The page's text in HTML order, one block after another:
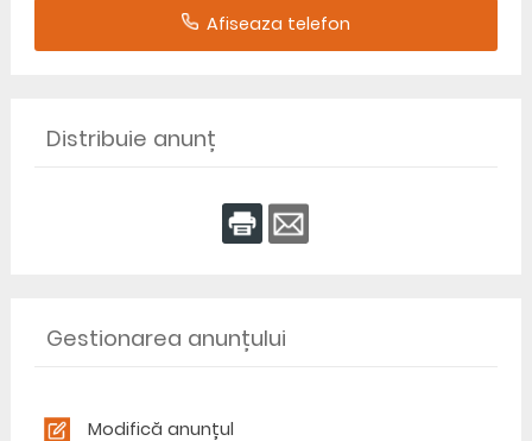
Afiseaza telefon
Distribuie anunț
Gestionarea anunțului
Modifică anunțul